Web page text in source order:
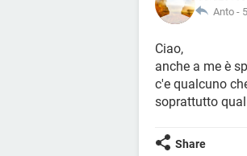
Anto -
Ciao,
anche a me è
c'e qualcuno
soprattutto
Share